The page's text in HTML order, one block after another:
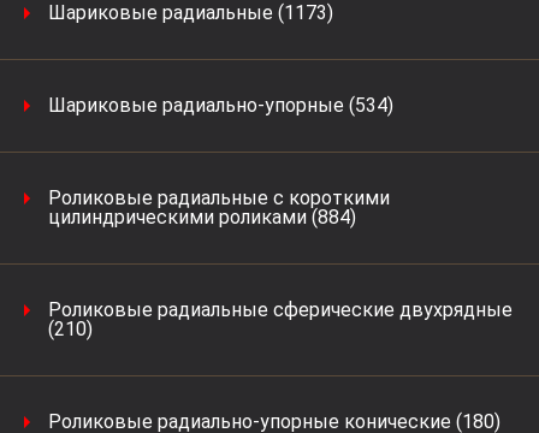
Шариковые радиальные (1173)
Шариковые радиально-упорные (534)
Роликовые радиальные с короткими
цилиндрическими роликами (884)
Роликовые радиальные сферические двухрядные
(210)
Роликовые радиально-упорные конические (180)